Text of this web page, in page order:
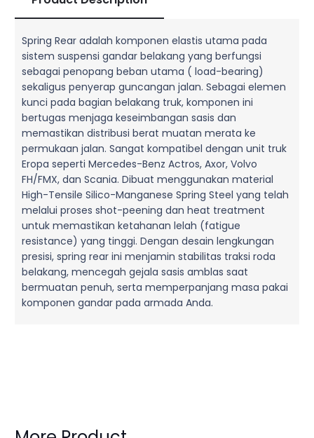
Spring Rear adalah komponen elastis utama pada
sistem suspensi gandar belakang yang berfungsi
sebagai penopang beban utama ( load-bearing)
sekaligus penyerap guncangan jalan. Sebagai elemen
kunci pada bagian belakang truk, komponen ini
bertugas menjaga keseimbangan sasis dan
memastikan distribusi berat muatan merata ke
permukaan jalan. Sangat kompatibel dengan unit truk
Eropa seperti Mercedes-Benz Actros, Axor, Volvo
FH/FMX, dan Scania. Dibuat menggunakan material
High-Tensile Silico-Manganese Spring Steel yang telah
melalui proses shot-peening dan heat treatment
untuk memastikan ketahanan lelah (fatigue
resistance) yang tinggi. Dengan desain lengkungan
presisi, spring rear ini menjamin stabilitas traksi roda
belakang, mencegah gejala sasis amblas saat
bermuatan penuh, serta memperpanjang masa pakai
komponen gandar pada armada Anda.